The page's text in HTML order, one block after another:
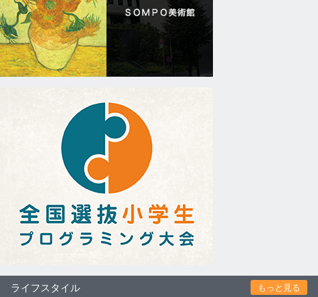
ライフスタイル もっと見る